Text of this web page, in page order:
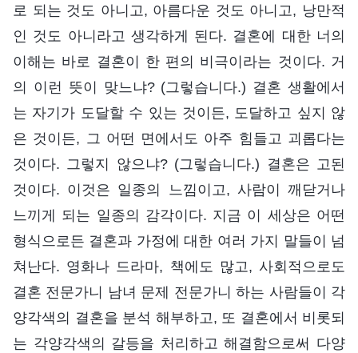
로 되는 것도 아니고, 아름다운 것도 아니고, 낭만적
인 것도 아니라고 생각하게 된다. 결혼에 대한 너의
이해는 바로 결혼이 한 편의 비극이라는 것이다. 거
의 이런 뜻이 맞느냐? (그렇습니다.) 결혼 생활에서
는 자기가 도달할 수 있는 것이든, 도달하고 싶지 않
은 것이든, 그 어떤 면에서도 아주 힘들고 괴롭다는
것이다. 그렇지 않으냐? (그렇습니다.) 결혼은 고된
것이다. 이것은 일종의 느낌이고, 사람이 깨닫거나
느끼게 되는 일종의 감각이다. 지금 이 세상은 어떤
형식으로든 결혼과 가정에 대한 여러 가지 말들이 넘
쳐난다. 영화나 드라마, 책에도 많고, 사회적으로도
결혼 전문가니 남녀 문제 전문가니 하는 사람들이 각
양각색의 결혼을 분석 해부하고, 또 결혼에서 비롯되
는 각양각색의 갈등을 처리하고 해결함으로써 다양